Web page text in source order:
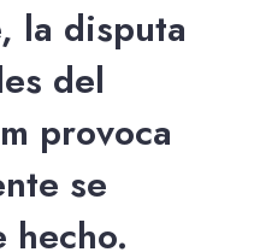
la disputa
del
provoca
se
hecho.